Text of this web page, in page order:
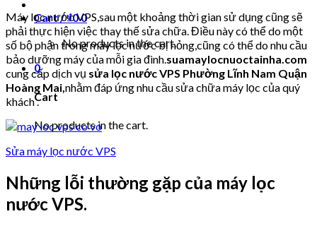
Cart /₫00
No products in the cart.
0
Cart
No products in the cart.
Máy lọc nước VPS,sau một khoảng thời gian sử dụng cũng sẽ
phải thực hiện việc thay thế sửa chữa. Điều này có thể do một
số bộ phận trong máy lọc nước bị hỏng,cũng có thể do nhu cầu
bảo dưỡng máy của mỗi gia đình.suamaylocnuoctainha.com
cung cấp dịch vụ sửa lọc nước VPS Phường Lĩnh Nam Quận
Hoàng Mai,nhằm đáp ứng nhu cầu sửa chữa máy lọc của quý
khách .
Sửa máy lọc nước VPS
Những lỗi thường gặp của máy lọc
nước VPS.